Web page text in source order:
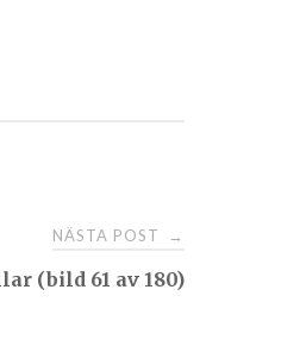
NÄSTA POST →
(bild 61 av 180)